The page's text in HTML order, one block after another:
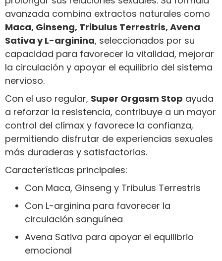
avanzada combina extractos naturales como
Maca, Ginseng, Tribulus Terrestris, Avena
Sativa y L-arginina, seleccionados por su
capacidad para favorecer la vitalidad, mejorar
la circulación y apoyar el equilibrio del sistema
nervioso.
Con el uso regular, Super Orgasm Stop ayuda
a reforzar la resistencia, contribuye a un mayor
control del clímax y favorece la confianza,
permitiendo disfrutar de experiencias sexuales
más duraderas y satisfactorias.
Características principales:
Con Maca, Ginseng y Tribulus Terrestris
Con L-arginina para favorecer la
circulación sanguínea
Avena Sativa para apoyar el equilibrio
emocional